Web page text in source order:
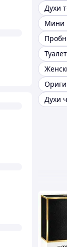
Духи
Мини
Духи